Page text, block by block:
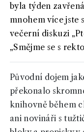
byla týden
mnohem více jste
večerní diskuzi
„Smějme se s
Původní dojem
překonalo
knihovně během
ani novináři s